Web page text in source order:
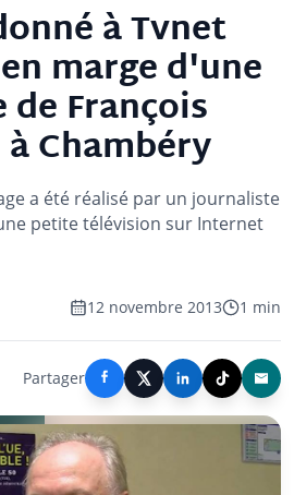
à Tvnet
marge d'une
François
Chambéry
a été réalisé par un journaliste
petite télévision sur Internet
12 novembre 2013 1 min
Partager